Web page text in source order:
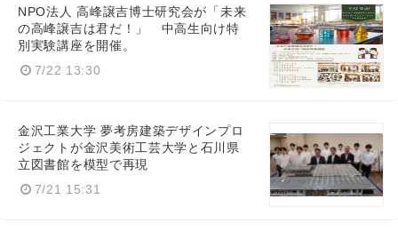
NPO法人 高峰譲吉博士研究会が「未来
の高峰譲吉は君だ！」 中高生向け特
別実験講座を開催。
7/22 13:30
金沢工業大学 夢考房建築デザインプロ
ジェクトが金沢美術工芸大学と石川県
立図書館を模型で再現
7/21 15:31